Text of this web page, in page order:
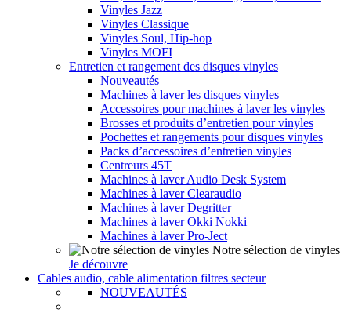
Vinyles Jazz
Vinyles Classique
Vinyles Soul, Hip-hop
Vinyles MOFI
Entretien et rangement des disques vinyles
Nouveautés
Machines à laver les disques vinyles
Accessoires pour machines à laver les vinyles
Brosses et produits d’entretien pour vinyles
Pochettes et rangements pour disques vinyles
Packs d’accessoires d’entretien vinyles
Centreurs 45T
Machines à laver Audio Desk System
Machines à laver Clearaudio
Machines à laver Degritter
Machines à laver Okki Nokki
Machines à laver Pro-Ject
Notre sélection de vinyles
Je découvre
Cables audio, cable alimentation filtres secteur
NOUVEAUTÉS